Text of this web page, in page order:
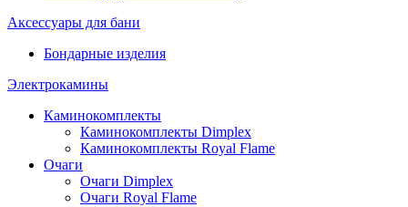
Аксессуары для бани
Бондарные изделия
Электрокамины
Каминокомплекты
Каминокомплекты Dimplex
Каминокомплекты Royal Flame
Очаги
Очаги Dimplex
Очаги Royal Flame